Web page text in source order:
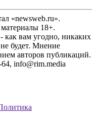
«newsweb.ru».
18+.
как вам угодно, никаких
будет. Мнение
авторов публикаций.
info@rim.media